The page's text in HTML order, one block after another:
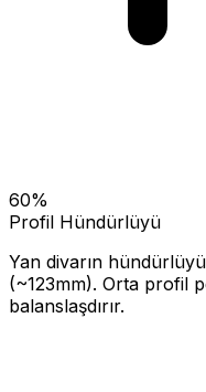
60%
Profil Hündürlüyü
Yan divarın
(~123mm). Orta profil
balanslaşdırır.